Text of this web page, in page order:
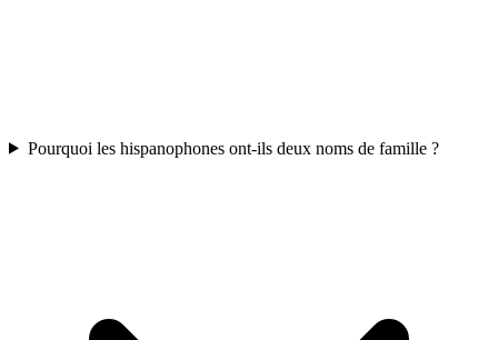
Pourquoi les hispanophones ont-ils deux noms de famille ?